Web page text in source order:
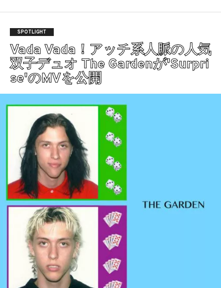
SPOTLIGHT
Vada Vada！アッチ系人脈の人気
双子デュオ The Gardenが'Surpri
se'のMVを公開